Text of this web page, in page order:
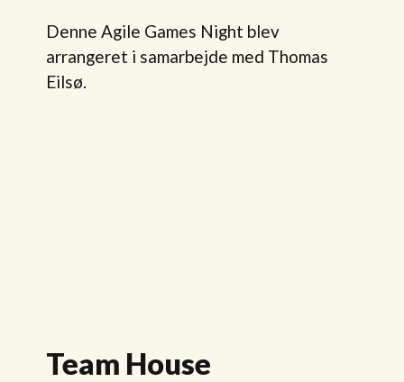
Denne Agile Games Night blev
arrangeret i samarbejde med Thomas
Eilsø.
Team House